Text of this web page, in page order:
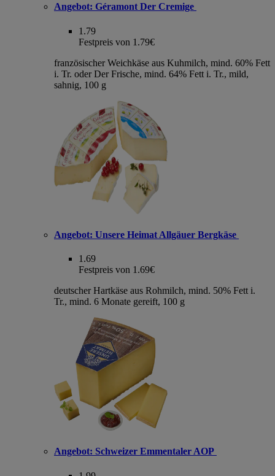
Angebot: Géramont Der Cremige
1.79
Festpreis von 1.79€
französischer Weichkäse aus Kuhmilch, mind. 60% Fett
i. Tr. oder Der Frische, mind. 64% Fett i. Tr., mild,
sahnig, 100 g
Angebot: Unsere Heimat Allgäuer Bergkäse
1.69
Festpreis von 1.69€
deutscher Hartkäse aus Rohmilch, mind. 50% Fett i.
Tr., mind. 6 Monate gereift, 100 g
Angebot: Schweizer Emmentaler AOP